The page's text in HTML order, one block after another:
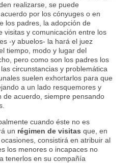
realizarse, se puede
por los cónyuges o en
los padres, la adopción de
visitas y comunicación entre los
-y abuelos- la hará el juez
tiempo, modo y lugar del
pero como son los padres los
circunstancias y problemática
suelen exhortarlos para que
a un lado resquemores y
de acuerdo, siempre pensando
cuando éste no es
un régimen de visitas que, en
consistirá en atribuir al
los menores o incapaces no
tenerlos en su compañía